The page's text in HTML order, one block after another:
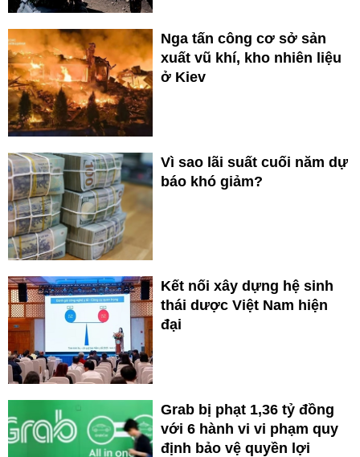
Nga tấn công cơ sở sản
xuất vũ khí, kho nhiên liệu
ở Kiev
Vì sao lãi suất cuối năm dự
báo khó giảm?
Kết nối xây dựng hệ sinh
thái dược Việt Nam hiện
đại
Grab bị phạt 1,36 tỷ đồng
với 6 hành vi vi phạm quy
định bảo vệ quyền lợi